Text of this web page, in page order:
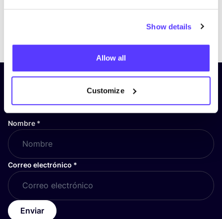
Show details
Allow all
Customize
PreviousNext
¡Suscríbete a nuestro boletín
y mantente informado!
Nombre *
Correo electrónico *
Enviar